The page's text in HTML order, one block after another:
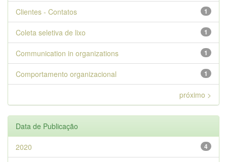
1
Clientes - Contatos
1
Coleta seletiva de lixo
1
Communication in organizations
1
Comportamento organizacional
próximo >
Data de Publicação
4
2020